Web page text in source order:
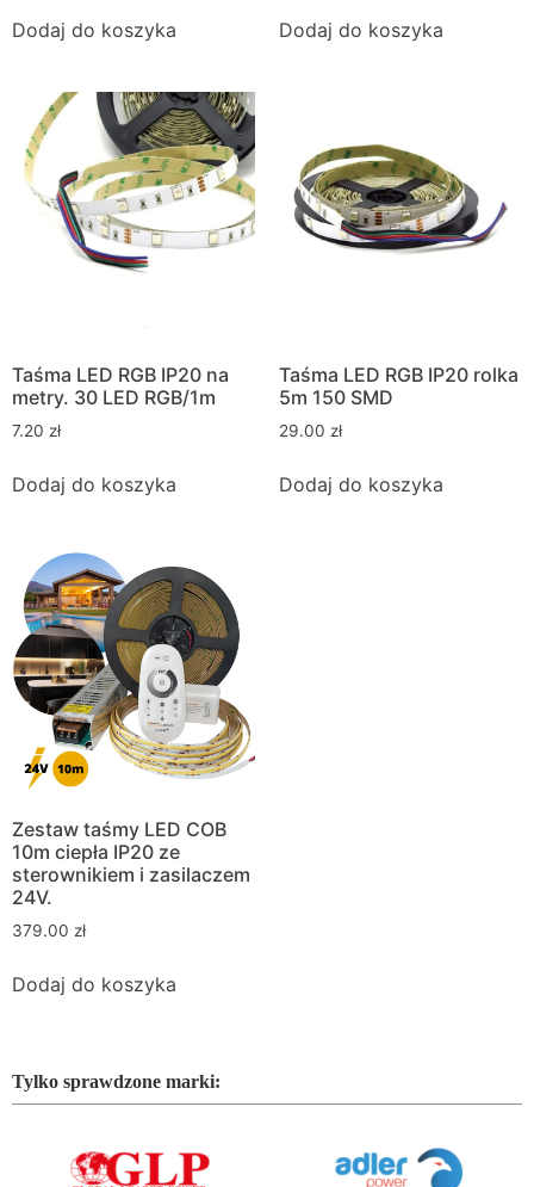
Dodaj do koszyka Dodaj do koszyka
Taśma LED RGB IP20 na
metry. 30 LED RGB/1m
7.20 zł
Dodaj do koszyka
Taśma LED RGB IP20 rolka
5m 150 SMD
29.00 zł
Dodaj do koszyka
Zestaw taśmy LED COB
10m ciepła IP20 ze
sterownikiem i zasilaczem
24V.
379.00 zł
Dodaj do koszyka
Tylko sprawdzone marki: